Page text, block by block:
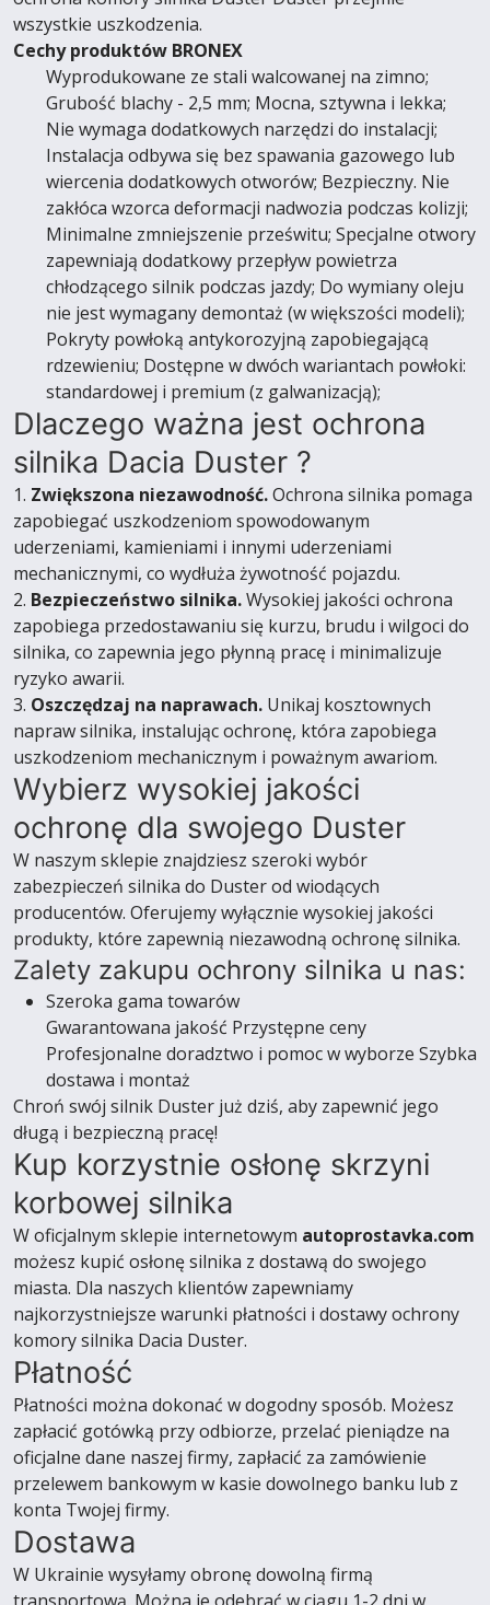
wszystkie uszkodzenia.
Cechy produktów BRONEX
Wyprodukowane ze stali walcowanej na zimno;
Grubość blachy - 2,5 mm; Mocna, sztywna i lekka;
Nie wymaga dodatkowych narzędzi do instalacji;
Instalacja odbywa się bez spawania gazowego lub
wiercenia dodatkowych otworów; Bezpieczny. Nie
zakłóca wzorca deformacji nadwozia podczas kolizji;
Minimalne zmniejszenie prześwitu; Specjalne otwory
zapewniają dodatkowy przepływ powietrza
chłodzącego silnik podczas jazdy; Do wymiany oleju
nie jest wymagany demontaż (w większości modeli);
Pokryty powłoką antykorozyjną zapobiegającą
rdzewieniu; Dostępne w dwóch wariantach powłoki:
standardowej i premium (z galwanizacją);
Dlaczego ważna jest ochrona
silnika Dacia Duster ?
1. Zwiększona niezawodność.Ochrona silnika pomaga
zapobiegać uszkodzeniom spowodowanym
uderzeniami, kamieniami i innymi uderzeniami
mechanicznymi, co wydłuża żywotność pojazdu.
2. Bezpieczeństwo silnika.Wysokiej jakości ochrona
zapobiega przedostawaniu się kurzu, brudu i wilgoci do
silnika, co zapewnia jego płynną pracę i minimalizuje
ryzyko awarii.
3. Oszczędzaj na naprawach. Unikaj kosztownych
napraw silnika, instalując ochronę, która zapobiega
uszkodzeniom mechanicznym i poważnym awariom.
Wybierz wysokiej jakości
ochronę dla swojego Duster
W naszym sklepie znajdziesz szeroki wybór
zabezpieczeń silnika do Duster od wiodących
producentów. Oferujemy wyłącznie wysokiej jakości
produkty, które zapewnią niezawodną ochronę silnika.
Zalety zakupu ochrony silnika u nas:
Szeroka gama towarów
Gwarantowana jakość Przystępne ceny
Profesjonalne doradztwo i pomoc w wyborze Szybka
dostawa i montaż
Chroń swój silnik Duster już dziś, aby zapewnić jego
długą i bezpieczną pracę!
Kup korzystnie osłonę skrzyni
korbowej silnika
W oficjalnym sklepie internetowym autoprostavka.com
możesz kupić osłonę silnika z dostawą do swojego
miasta. Dla naszych klientów zapewniamy
najkorzystniejsze warunki płatności i dostawy ochrony
komory silnika Dacia Duster.
Płatność
Płatności można dokonać w dogodny sposób. Możesz
zapłacić gotówką przy odbiorze, przelać pieniądze na
oficjalne dane naszej firmy, zapłacić za zamówienie
przelewem bankowym w kasie dowolnego banku lub z
konta Twojej firmy.
Dostawa
W Ukrainie wysyłamy obronę dowolną firmą